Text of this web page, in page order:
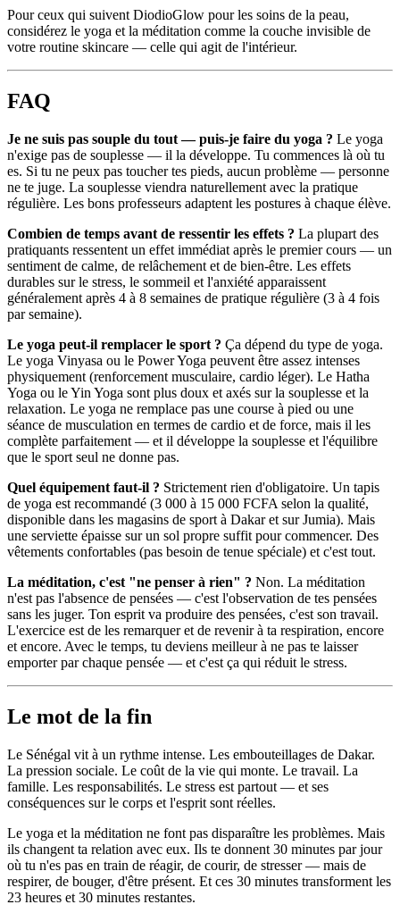
Pour ceux qui suivent DiodioGlow pour les soins de la peau,
considérez le yoga et la méditation comme la couche invisible de
votre routine skincare — celle qui agit de l'intérieur.
FAQ
Je ne suis pas souple du tout — puis-je faire du yoga ? Le yoga
n'exige pas de souplesse — il la développe. Tu commences là où tu
es. Si tu ne peux pas toucher tes pieds, aucun problème — personne
ne te juge. La souplesse viendra naturellement avec la pratique
régulière. Les bons professeurs adaptent les postures à chaque élève.
Combien de temps avant de ressentir les effets ? La plupart des
pratiquants ressentent un effet immédiat après le premier cours — un
sentiment de calme, de relâchement et de bien-être. Les effets
durables sur le stress, le sommeil et l'anxiété apparaissent
généralement après 4 à 8 semaines de pratique régulière (3 à 4 fois
par semaine).
Le yoga peut-il remplacer le sport ? Ça dépend du type de yoga.
Le yoga Vinyasa ou le Power Yoga peuvent être assez intenses
physiquement (renforcement musculaire, cardio léger). Le Hatha
Yoga ou le Yin Yoga sont plus doux et axés sur la souplesse et la
relaxation. Le yoga ne remplace pas une course à pied ou une
séance de musculation en termes de cardio et de force, mais il les
complète parfaitement — et il développe la souplesse et l'équilibre
que le sport seul ne donne pas.
Quel équipement faut-il ? Strictement rien d'obligatoire. Un tapis
de yoga est recommandé (3 000 à 15 000 FCFA selon la qualité,
disponible dans les magasins de sport à Dakar et sur Jumia). Mais
une serviette épaisse sur un sol propre suffit pour commencer. Des
vêtements confortables (pas besoin de tenue spéciale) et c'est tout.
La méditation, c'est "ne penser à rien" ? Non. La méditation
n'est pas l'absence de pensées — c'est l'observation de tes pensées
sans les juger. Ton esprit va produire des pensées, c'est son travail.
L'exercice est de les remarquer et de revenir à ta respiration, encore
et encore. Avec le temps, tu deviens meilleur à ne pas te laisser
emporter par chaque pensée — et c'est ça qui réduit le stress.
Le mot de la fin
Le Sénégal vit à un rythme intense. Les embouteillages de Dakar.
La pression sociale. Le coût de la vie qui monte. Le travail. La
famille. Les responsabilités. Le stress est partout — et ses
conséquences sur le corps et l'esprit sont réelles.
Le yoga et la méditation ne font pas disparaître les problèmes. Mais
ils changent ta relation avec eux. Ils te donnent 30 minutes par jour
où tu n'es pas en train de réagir, de courir, de stresser — mais de
respirer, de bouger, d'être présent. Et ces 30 minutes transforment les
23 heures et 30 minutes restantes.